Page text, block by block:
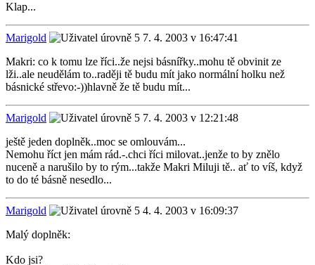
Klap...
Marigold
7. 4. 2003 v 16:47:41
Makri: co k tomu lze říci..že nejsi básnířky..mohu tě obvinit ze
lži..ale neudělám to..raději tě budu mít jako normální holku než
básnické střevo:-))hlavně že tě budu mít...
Marigold
7. 4. 2003 v 12:21:48
ještě jeden doplněk..moc se omlouvám...
Nemohu říct jen mám rád.-.chci říci milovat..jenže to by znělo
nuceně a narušilo by to rým...takže Makri Miluji tě.. ať to víš, když
to do té básně nesedlo...
Marigold
4. 4. 2003 v 16:09:37
Malý doplněk:
Kdo jsi?